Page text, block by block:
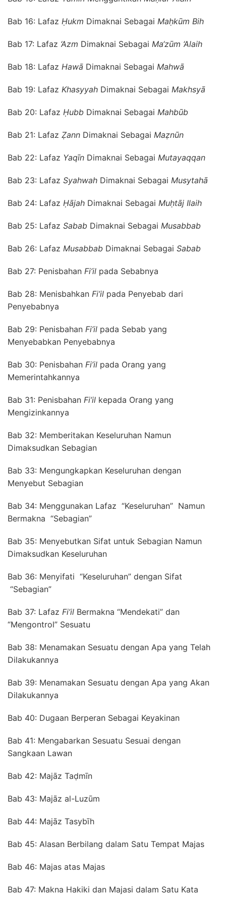
Bab 16: Lafaz Ḥukm Dimaknai Sebagai Maḥkūm Bih
Bab 17: Lafaz Azm Dimaknai Sebagai Ma‘zūm Alaih
Bab 18: Lafaz Hawā Dimaknai Sebagai Mahwā
Bab 19: Lafaz Khasyyah Dimaknai Sebagai Makhsyā
Bab 20: Lafaz Ḥubb Dimaknai Sebagai Mahbūb
Bab 21: Lafaz Ẓann Dimaknai Sebagai Maẓnūn
Bab 22: Lafaz Yaqīn Dimaknai Sebagai Mutayaqqan
Bab 23: Lafaz Syahwah Dimaknai Sebagai Musytahā
Bab 24: Lafaz Ḥājah Dimaknai Sebagai Muḥtāj Ilaih
Bab 25: Lafaz Sabab Dimaknai Sebagai Musabbab
Bab 26: Lafaz Musabbab Dimaknai Sebagai Sabab
Bab 27: Penisbahan Fi’il pada Sebabnya
Bab 28: Menisbahkan Fi’il pada Penyebab dari
Penyebabnya
Bab 29: Penisbahan Fi’il pada Sebab yang
Menyebabkan Penyebabnya
Bab 30: Penisbahan Fi’il pada Orang yang
Memerintahkannya
Bab 31: Penisbahan Fi’il kepada Orang yang
Mengizinkannya
Bab 32: Memberitakan Keseluruhan Namun
Dimaksudkan Sebagian
Bab 33: Mengungkapkan Keseluruhan dengan
Menyebut Sebagian
Bab 34: Menggunakan Lafaz “Keseluruhan” Namun
Bermakna “Sebagian”
Bab 35: Menyebutkan Sifat untuk Sebagian Namun
Dimaksudkan Keseluruhan
Bab 36: Menyifati “Keseluruhan” dengan Sifat
“Sebagian”
Bab 37: Lafaz Fi’il Bermakna “Mendekati” dan
“Mengontrol” Sesuatu
Bab 38: Menamakan Sesuatu dengan Apa yang Telah
Dilakukannya
Bab 39: Menamakan Sesuatu dengan Apa yang Akan
Dilakukannya
Bab 40: Dugaan Berperan Sebagai Keyakinan
Bab 41: Mengabarkan Sesuatu Sesuai dengan
Sangkaan Lawan
Bab 42: Majāz Taḍmīn
Bab 43: Majāz al-Luzūm
Bab 44: Majāz Tasybīh
Bab 45: Alasan Berbilang dalam Satu Tempat Majas
Bab 46: Majas atas Majas
Bab 47: Makna Hakiki dan Majasi dalam Satu Kata